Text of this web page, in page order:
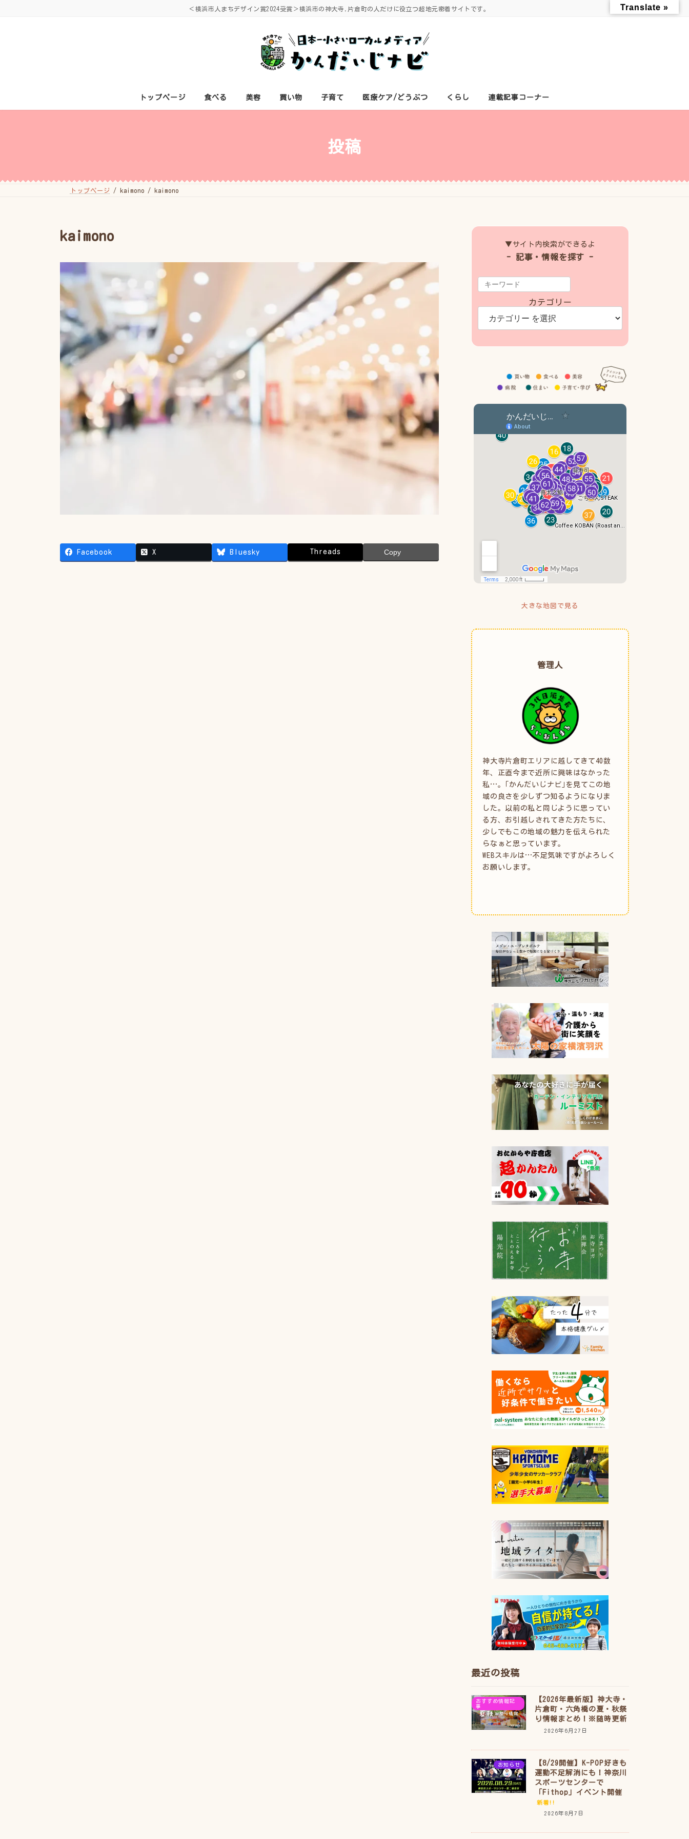
＜横浜市人まちデザイン賞2024受賞＞横浜市の神大寺,片倉町の人だけに役立つ超地元密着サイトです。
トップページ 食べる 美容 買い物 子育て 医療ケア/どうぶつ くらし 連載記事コーナー
投稿
トップページ kaimono kaimono
kaimono
Facebook X Bluesky Threads Copy
▼サイト内検索ができるよ
- 記事・情報を探す -
カテゴリー
大きな地図で見る
管理人
神大寺片倉町エリアに越してきて40数
年、正直今まで近所に興味はなかった
私…。｢かんだいじナビ｣を見てこの地
域の良さを少しずつ知るようになりま
した。以前の私と同じように思ってい
る方、お引越しされてきた方たちに、
少しでもこの地域の魅力を伝えられた
らなぁと思っています。
WEBスキルは…不足気味ですがよろしく
お願いします。
最近の投稿
おすすめ情報記
事
【2026年最新版】神大寺・
片倉町・六角橋の夏・秋祭
り情報まとめ！※随時更新
2026年6月27日
お知らせ
【8/29開催】K-POP好きも
運動不足解消にも！神奈川
スポーツセンターで
「Fithop」イベント開催
新着!!
2026年8月7日
Translate »